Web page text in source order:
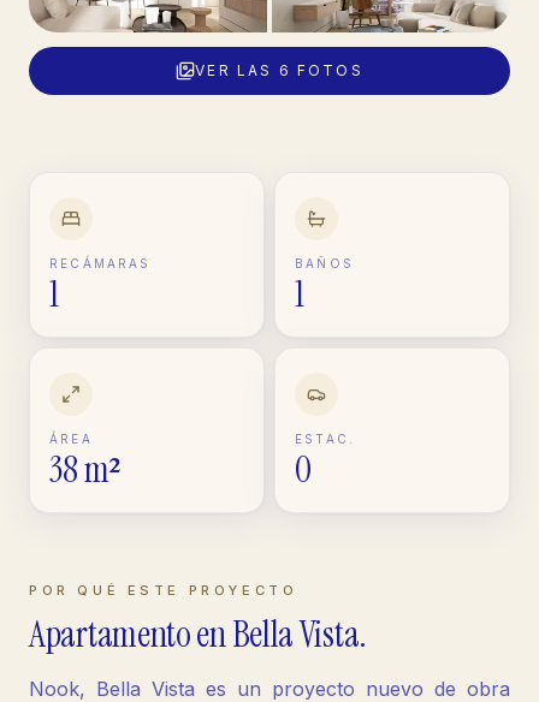
VER LAS 6 FOTOS
RECÁMARAS
1
BAÑOS
1
ÁREA
38 m²
ESTAC.
0
POR QUÉ ESTE PROYECTO
ApartamentoenBella Vista.
Nook, Bella Vista es un proyecto nuevo de obra